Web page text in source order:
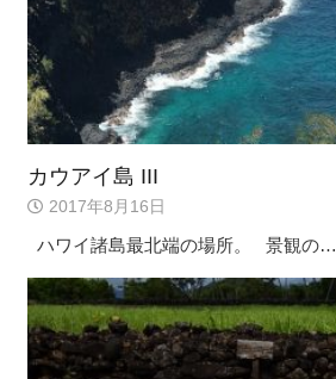
カウアイ島 III
2017年8月16日
ハワイ諸島最北端の場所。 景観の…